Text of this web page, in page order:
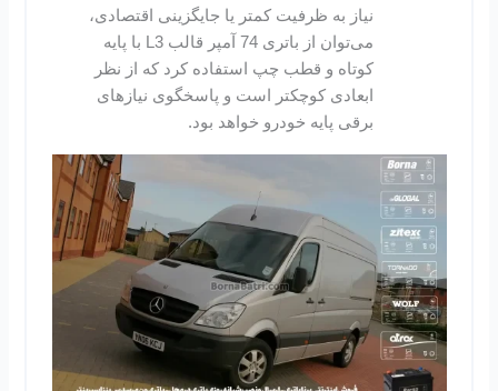
نیاز به ظرفیت کمتر یا جایگزینی اقتصادی،
می‌توان از باتری 74 آمپر قالب L3 با پایه
کوتاه و قطب چپ استفاده کرد که از نظر
ابعادی کوچکتر است و پاسخگوی نیازهای
برقی پایه خودرو خواهد بود.